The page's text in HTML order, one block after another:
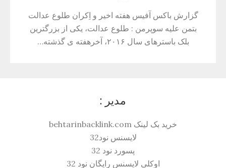
گزارش باکس ‌آفیس هفته‌ اخیر و اِکران طلوع عدالت
بتمن علیه سوپرمن : طلوع عدالت، یکی از بزرگترین
بلک باسترهای سال ۲۰۱۶، آخرهفته ی گذشته…
مدیر :
خرید بک لینک behtarinbacklink.com
لایسنس نود32
پسورد نود 32
اوکلی لایسنس رایگان نود 32